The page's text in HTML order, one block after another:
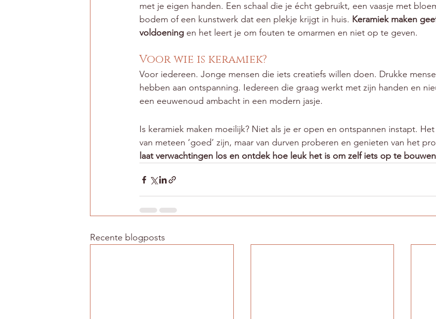
met je eigen handen. Een schaal die je écht gebruikt, een vaasje met
bodem of een kunstwerk dat een plekje krijgt in huis. Keramiek maken
voldoening en het leert je om fouten te omarmen en niet op te geven.
Voor wie is keramiek?
Voor iedereen. Jonge mensen die iets creatiefs willen doen. Drukke
hebben aan ontspanning. Iedereen die graag werkt met zijn handen en
een eeuwenoud ambacht in een modern jasje.
Is keramiek maken moeilijk? Niet als je er open en ontspannen instapt.
van meteen ‘goed’ zijn, maar van durven proberen en genieten van het
laat verwachtingen los en ontdek hoe leuk het is om zelf iets op te
Recente blogposts